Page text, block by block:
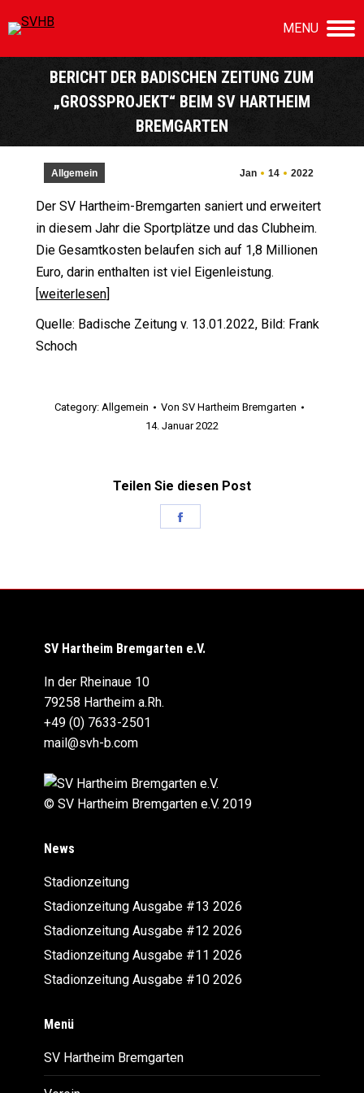
MENU
BERICHT DER BADISCHEN ZEITUNG ZUM
„GROSSPROJEKT“ BEIM SV HARTHEIM B
REMGARTEN
Sie befinden sich hier:
Jan 14 2022
Allgemein
Der SV Hartheim-Bremgarten saniert und erweitert
in diesem Jahr die Sportplätze und das Clubheim.
Die Gesamtkosten belaufen sich auf 1,8 Millionen
Euro, darin enthalten ist viel Eigenleistung.
[weiterlesen]
Quelle: Badische Zeitung v. 13.01.2022, Bild: Frank
Schoch
Category:Allgemein VonSV Hartheim Bremgarten
14. Januar 2022
Teilen Sie diesen Post
SV Hartheim Bremgarten e.V.
In der Rheinaue 10
79258 Hartheim a.Rh.
+49 (0) 7633-2501
mail@svh-b.com
© SV Hartheim Bremgarten e.V. 2019
News
Stadionzeitung
Stadionzeitung Ausgabe #13 2026
Stadionzeitung Ausgabe #12 2026
Stadionzeitung Ausgabe #11 2026
Stadionzeitung Ausgabe #10 2026
Menü
SV Hartheim Bremgarten